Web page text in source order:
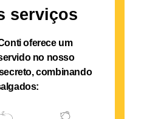
serviços
oferece um
no nosso
combinando